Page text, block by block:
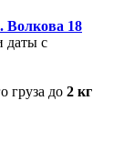
Волкова 18
даты с
груза до 2 кг